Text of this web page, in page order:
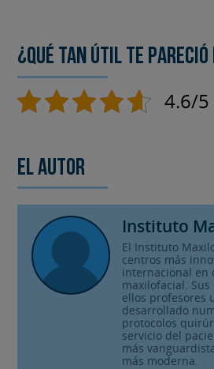
¿Qué tan útil te
4.6/5
El autor
Instituto
El Instituto
centros más
internacional en
maxilofacial.
ellos profesores
desarrollado
protocolos
servicio del
más
más moderna.